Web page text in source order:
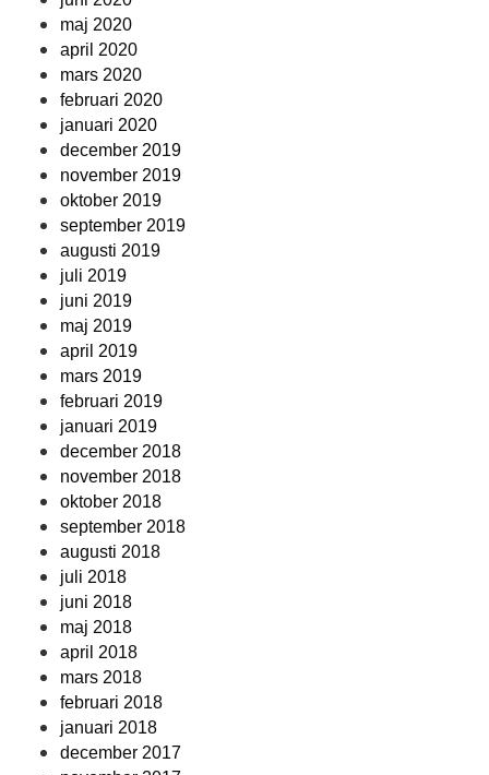
maj 2020
april 2020
mars 2020
februari 2020
januari 2020
december 2019
november 2019
oktober 2019
september 2019
augusti 2019
juli 2019
juni 2019
maj 2019
april 2019
mars 2019
februari 2019
januari 2019
december 2018
november 2018
oktober 2018
september 2018
augusti 2018
juli 2018
juni 2018
maj 2018
april 2018
mars 2018
februari 2018
januari 2018
december 2017